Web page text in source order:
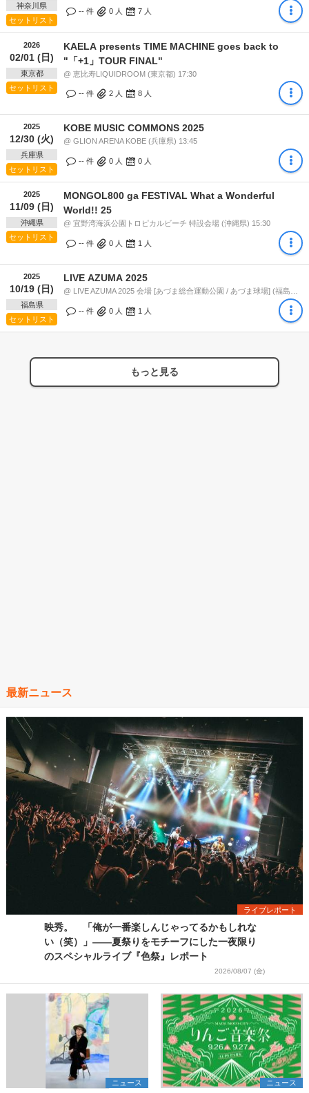
神奈川県
セットリスト
-- 件 0 人 7 人
2026
02/01 (日)
東京都
セットリスト
KAELA presents TIME MACHINE goes back to
"「+1」TOUR FINAL"
@ 恵比寿LIQUIDROOM (東京都) 17:30
-- 件 2 人 8 人
2025
12/30 (火)
兵庫県
セットリスト
KOBE MUSIC COMMONS 2025
@ GLION ARENA KOBE (兵庫県) 13:45
-- 件 0 人 0 人
2025
11/09 (日)
沖縄県
セットリスト
MONGOL800 ga FESTIVAL What a Wonderful
World!! 25
@ 宜野湾海浜公園トロピカルビーチ 特設会場 (沖縄県) 15:30
-- 件 0 人 1 人
2025
10/19 (日)
福島県
セットリスト
LIVE AZUMA 2025
-- 件 0 人 1 人
もっと見る
最新ニュース
ライブレポート
映秀。 「俺が一番楽しんじゃってるかもしれな
い（笑）」――夏祭りをモチーフにした一夜限り
のスペシャルライブ『色祭』レポート
2026/08/07 (金)
ニュース ニュース